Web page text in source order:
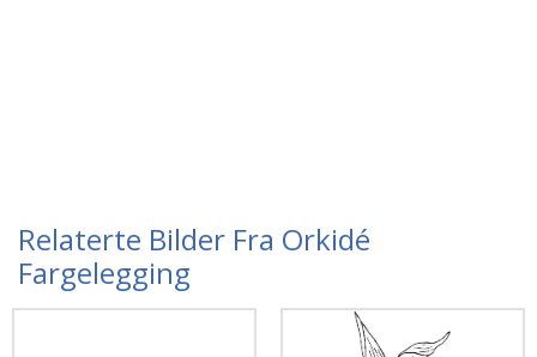
Relaterte Bilder Fra Orkidé
Fargelegging